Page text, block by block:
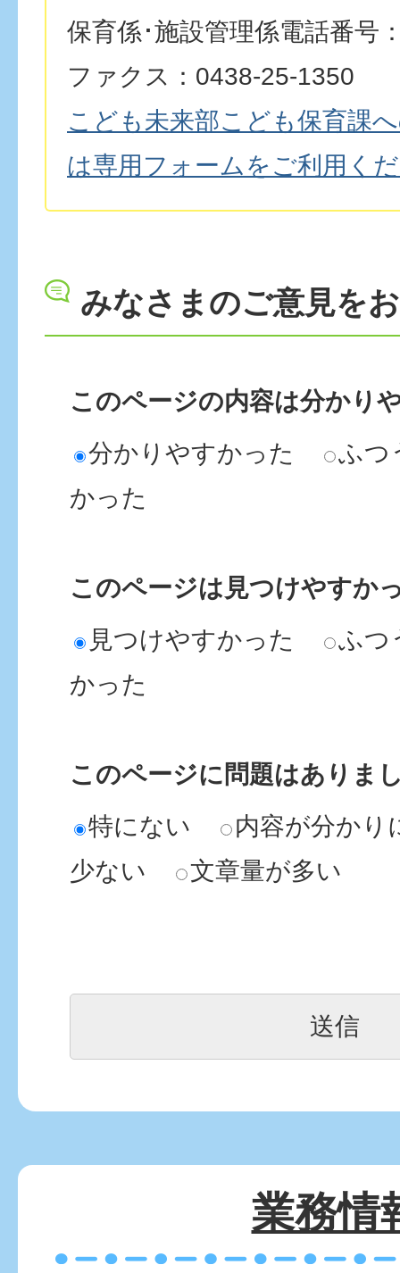
保育係･施設管理係電話番号
ファクス：0438-25-1350
こども未来部こども保育課
は専用フォームをご利用く
みなさまのご意見を
このページの内容は分かり
分かりやすかった
ふつ
かった
このページは見つけやすか
見つけやすかった
ふつ
かった
このページに問題はありま
特にない
内容が分かり
少ない
文章量が多い
業務情